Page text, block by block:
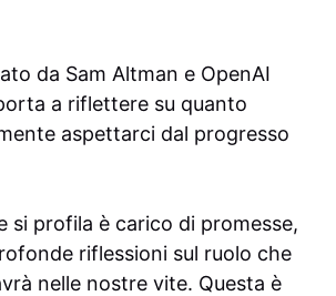
da Sam Altman e OpenAI
a riflettere su quanto
aspettarci dal progresso
si profila è carico di promesse,
riflessioni sul ruolo che
nelle nostre vite. Questa è